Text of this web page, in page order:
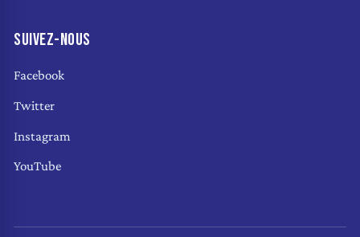
SUIVEZ-NOUS
Facebook
Twitter
Instagram
YouTube